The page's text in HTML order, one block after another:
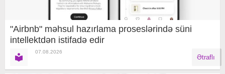
"Airbnb" məhsul hazırlama proseslərində süni
intellektdən istifadə edir
07.08.2026
Ətraflı